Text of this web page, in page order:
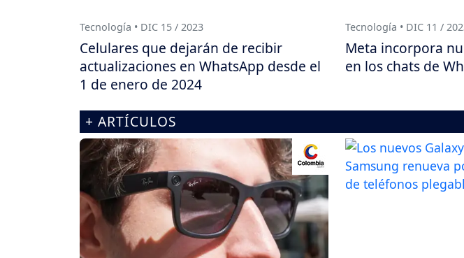
Tecnología • DIC 15 / 2023
Celulares que dejarán de recibir
actualizaciones en WhatsApp desde el
1 de enero de 2024
Tecnología • DIC 11 /
Meta incorpora
en los chats de
+ ARTÍCULOS